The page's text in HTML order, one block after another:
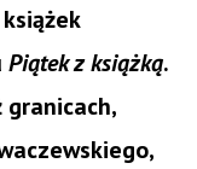
Piątek z książką.
granicach,